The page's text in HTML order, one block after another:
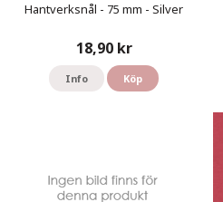
Hantverksnål - 75 mm - Silver
18,90 kr
Info Köp